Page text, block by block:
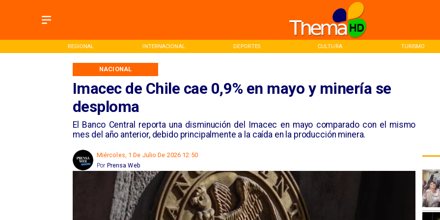
REGIONAL INTERNACIONAL DEPORTES CULTURA TURISMO
Imacec de Chile cae 0,9% en mayo y minería se
desploma
El Banco Central reporta una disminución del Imacec en mayo comparado con el mismo
mes del año anterior, debido principalmente a la caída en la producción minera.
NACIONAL
Miércoles, 1 De Julio De 2026 12:50
Prensa Web
Por